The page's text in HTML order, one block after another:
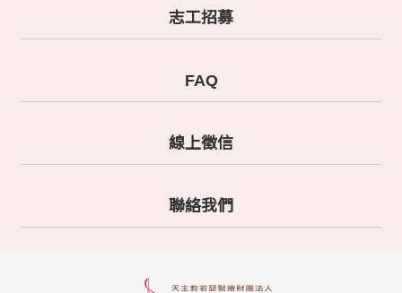
志工招募
FAQ
線上徵信
聯絡我們